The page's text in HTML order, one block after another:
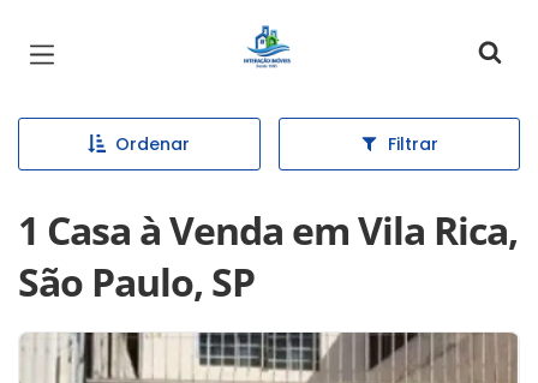
Página inicial
Ordenar Filtrar
1 Casa à Venda em Vila Rica,
São Paulo, SP